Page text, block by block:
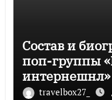
Состав и
поп-группы
интернешнл»
музыка и
travelbox27_